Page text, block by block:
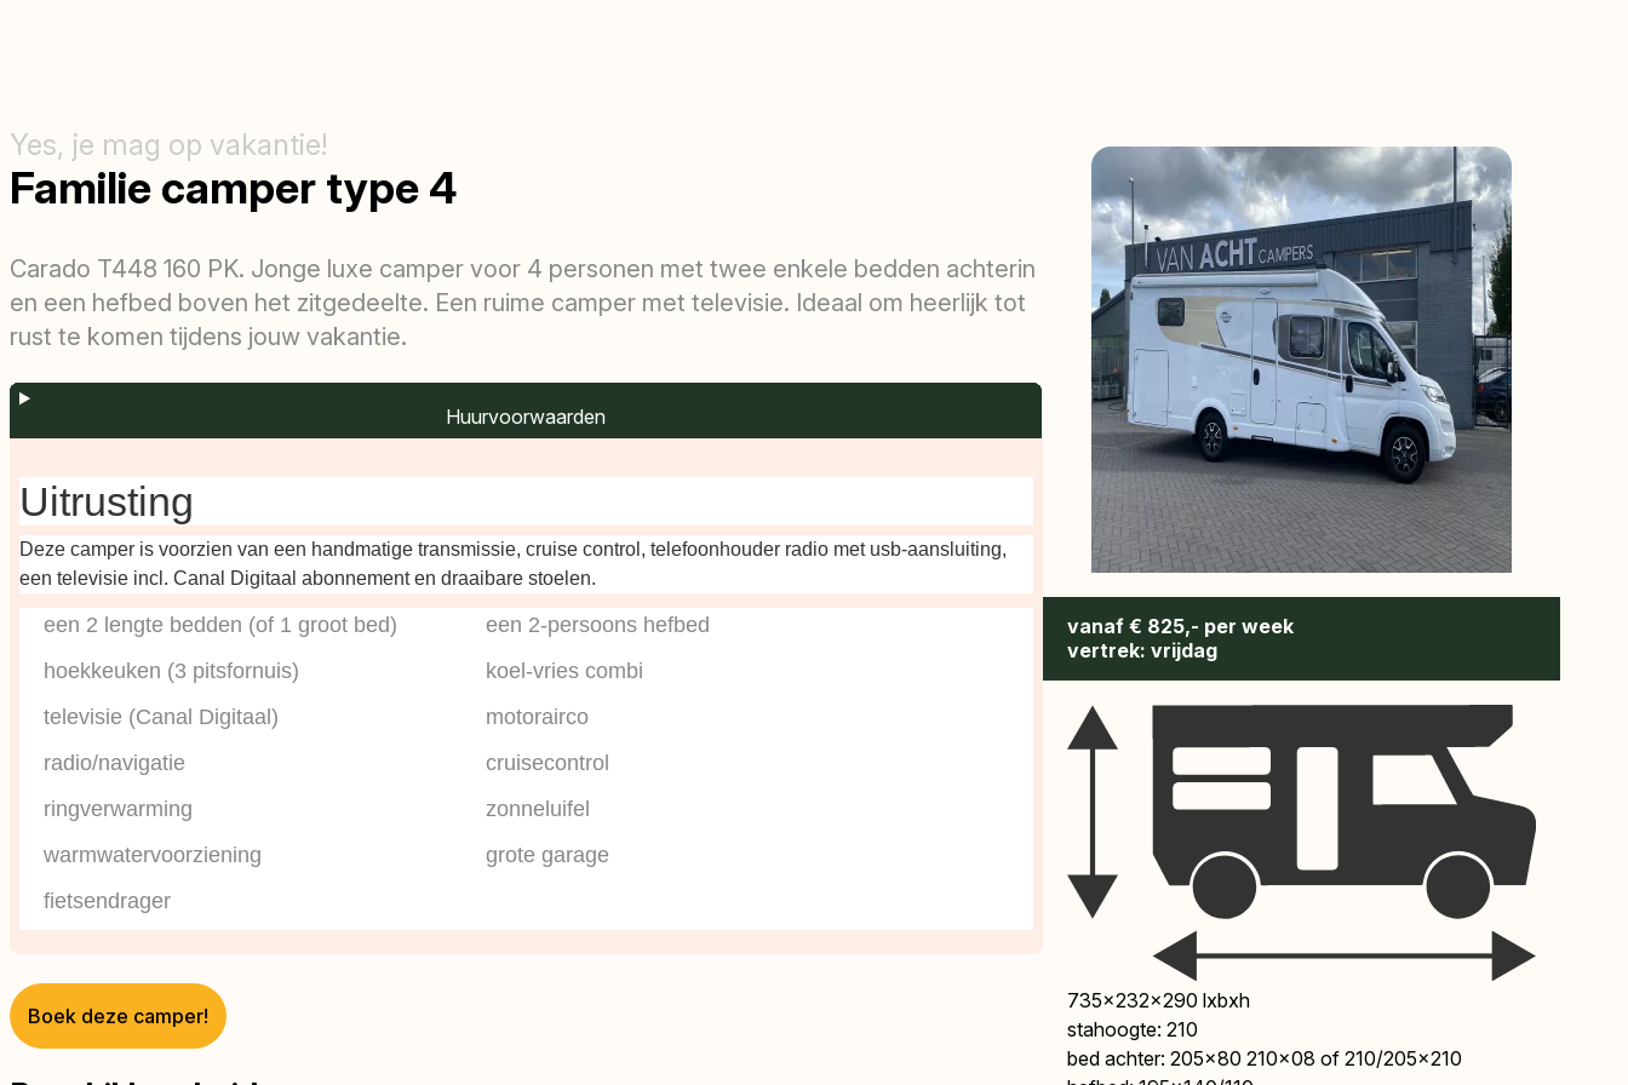
Yes, je mag op vakantie!
Familie camper type 4
Carado T448 160 PK. Jonge luxe camper voor 4 personen met twee enkele bedden achterin
en een hefbed boven het zitgedeelte. Een ruime camper met televisie. Ideaal om heerlijk tot
rust te komen tijdens jouw vakantie.
Omschrijving
Uitrusting
Deze camper is voorzien van een handmatige transmissie, cruise control, telefoonhouder radio met usb-aansluiting,
een televisie incl. Canal Digitaal abonnement en draaibare stoelen.
een 2 lengte bedden (of 1 groot bed)
een 2-persoons hefbed
hoekkeuken (3 pitsfornuis)
koel-vries combi
televisie (Canal Digitaal)
motorairco
radio/navigatie
cruisecontrol
ringverwarming
zonneluifel
warmwatervoorziening
grote garage
fietsendrager
Video
Kom langs
Prijzen
Verzekering
Huurvoorwaarden
Boek deze camper!
vanaf € 825,- per week
vertrek: vrijdag
735x232x290 lxbxh
stahoogte: 210
bed achter: 205x80 210x08 of 210/205x210